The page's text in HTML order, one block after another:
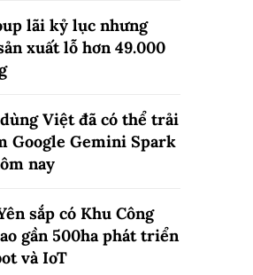
lãi kỷ lục nhưng
xuất lỗ hơn 49.000
Việt đã có thể trải
Google Gemini Spark
nay
sắp có Khu Công
gần 500ha phát triển
và IoT